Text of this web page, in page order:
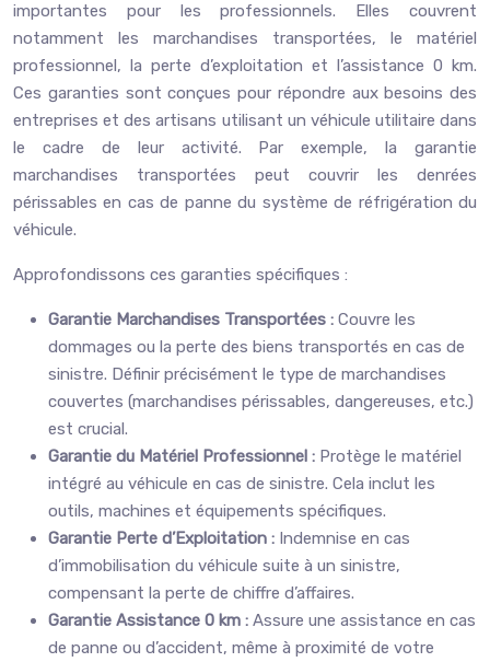
importantes pour les professionnels. Elles couvrent
notamment les marchandises transportées, le matériel
professionnel, la perte d’exploitation et l’assistance 0 km.
Ces garanties sont conçues pour répondre aux besoins des
entreprises et des artisans utilisant un véhicule utilitaire dans
le cadre de leur activité. Par exemple, la garantie
marchandises transportées peut couvrir les denrées
périssables en cas de panne du système de réfrigération du
véhicule.
Approfondissons ces garanties spécifiques :
Garantie Marchandises Transportées : Couvre les
dommages ou la perte des biens transportés en cas de
sinistre. Définir précisément le type de marchandises
couvertes (marchandises périssables, dangereuses, etc.)
est crucial.
Garantie du Matériel Professionnel : Protège le matériel
intégré au véhicule en cas de sinistre. Cela inclut les
outils, machines et équipements spécifiques.
Garantie Perte d’Exploitation : Indemnise en cas
d’immobilisation du véhicule suite à un sinistre,
compensant la perte de chiffre d’affaires.
Garantie Assistance 0 km : Assure une assistance en cas
de panne ou d’accident, même à proximité de votre